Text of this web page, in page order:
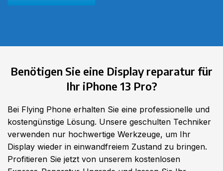
Benötigen Sie eine Display reparatur für
Ihr iPhone 13 Pro?
Bei Flying Phone erhalten Sie eine professionelle und
kostengünstige Lösung. Unsere geschulten Techniker
verwenden nur hochwertige Werkzeuge, um Ihr
Display wieder in einwandfreiem Zustand zu bringen.
Profitieren Sie jetzt von unserem kostenlosen